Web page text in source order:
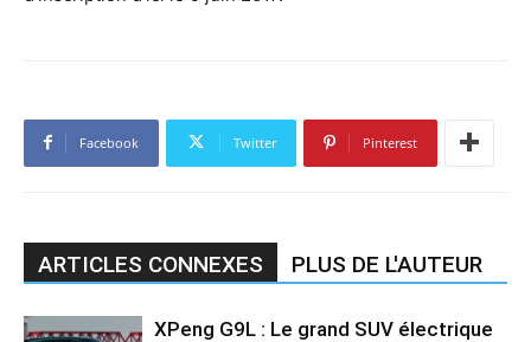
Facebook Twitter Pinterest
ARTICLES CONNEXES PLUS DE L'AUTEUR
XPeng G9L : Le grand SUV électrique